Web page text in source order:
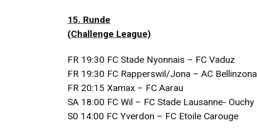
15. Runde
(Challenge League)
FR 19:30 FC Stade Nyonnais – FC Vaduz
FR 19:30 FC Rapperswil/Jona – AC Bellinzona
FR 20:15 Xamax – FC Aarau
SA 18:00 FC Wil – FC Stade Lausanne- Ouchy
S0 14:00 FC Yverdon – FC Etoile Carouge